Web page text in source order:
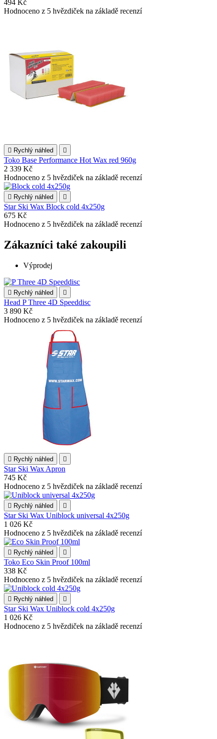
494 Kč
Hodnoceno z 5 hvězdiček na základě recenzí
 Rychlý náhled 
Toko Base Performance Hot Wax red 960g
2 339 Kč
Hodnoceno z 5 hvězdiček na základě recenzí
 Rychlý náhled 
Star Ski Wax Block cold 4x250g
675 Kč
Hodnoceno z 5 hvězdiček na základě recenzí
Zákazníci také zakoupili
Výprodej
 Rychlý náhled 
Head P Three 4D Speeddisc
3 890 Kč
Hodnoceno z 5 hvězdiček na základě recenzí
 Rychlý náhled 
Star Ski Wax Apron
745 Kč
Hodnoceno z 5 hvězdiček na základě recenzí
 Rychlý náhled 
Star Ski Wax Uniblock universal 4x250g
1 026 Kč
Hodnoceno z 5 hvězdiček na základě recenzí
 Rychlý náhled 
Toko Eco Skin Proof 100ml
338 Kč
Hodnoceno z 5 hvězdiček na základě recenzí
 Rychlý náhled 
Star Ski Wax Uniblock cold 4x250g
1 026 Kč
Hodnoceno z 5 hvězdiček na základě recenzí